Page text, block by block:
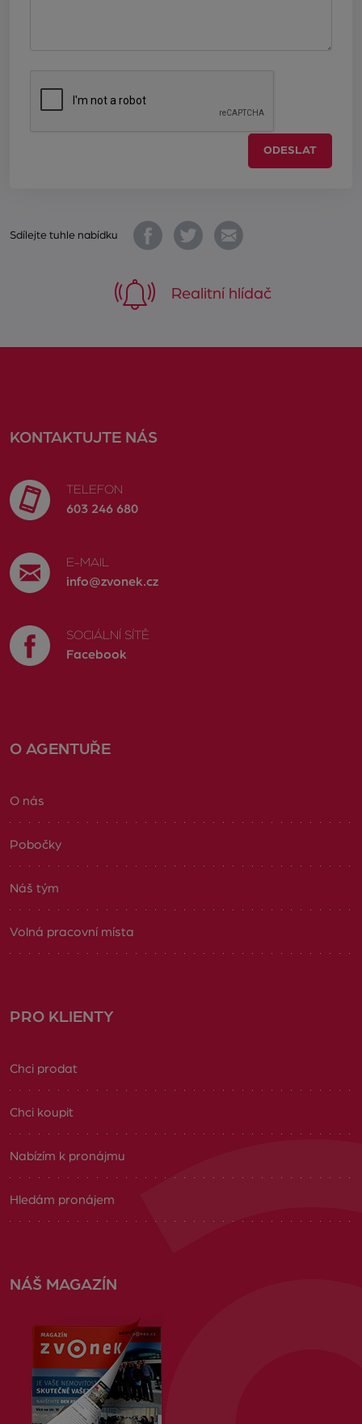
ODESLAT
Sdílejte tuhle nabídku
Realitní hlídač
KONTAKTUJTE NÁS
TELEFON
603 246 680
E-MAIL
info@zvonek.cz
SOCIÁLNÍ SÍTĚ
Facebook
O AGENTUŘE
O nás
Pobočky
Náš tým
Volná pracovní místa
PRO KLIENTY
Chci prodat
Chci koupit
Nabízím k pronájmu
Hledám pronájem
NÁŠ MAGAZÍN